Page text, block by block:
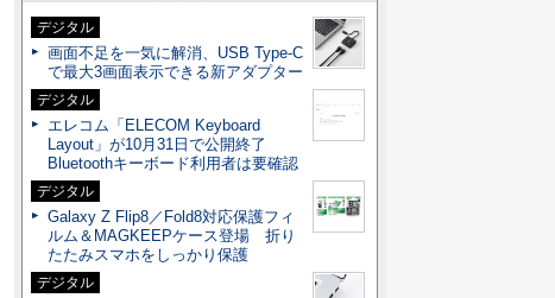
デジタル
画面不足を一気に解消、USB Type-C
で最大3画面表示できる新アダプター
デジタル
エレコム「ELECOM Keyboard
Layout」が10月31日で公開終了
Bluetoothキーボード利用者は要確認
デジタル
Galaxy Z Flip8／Fold8対応保護フィ
ルム＆MAGKEEPケース登場 折り
たたみスマホをしっかり保護
デジタル